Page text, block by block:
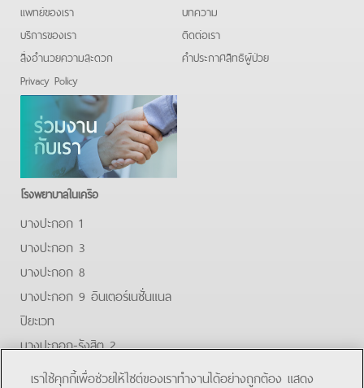
แพทย์ของเรา
บริการของเรา
สิ่งอำนวยความสะดวก
Privacy Policy
บทความ
ติดต่อเรา
คําประกาศสิทธิผู้ป่วย
โรงพยาบาลในเครือ
บางปะกอก 1
บางปะกอก 3
บางปะกอก 8
บางปะกอก 9 อินเตอร์เนชั่นแนล
ปิยะเวท
บางปะกอก-รังสิต 2
บางปะกอกสมุทรปราการ
เราใช้คุกกี้เพื่อช่วยให้ไซต์ของเราทำงานได้อย่างถูกต้อง แสดง